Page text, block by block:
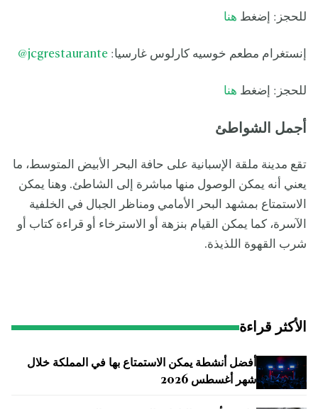
ا
ي
و
ي
ا
و
ا
ر
ا
للحجز: إضغط هنا
إنستغرام مطعم خوسيه كارلوس غارسيا: jcgrestaurante@
للحجز: إضغط هنا
أجمل الشواطئ
تقع مدينة ملقة الإسبانية على حافة البحر الأبيض المتوسط، ما
يعني أنه يمكن الوصول منها مباشرة إلى الشاطئ. وهنا يمكن
الاستمتاع بمشهد البحر الأمامي ومناظر الجبال في الخلفية
الآسرة، كما يمكن القيام بنزهة أو الاسترخاء أو قراءة كتاب أو
شرب القهوة اللذيذة.
الأكثر قراءة
أفضل أنشطة يمكن الاستمتاع بها في المملكة خلال
شهر أغسطس 2026